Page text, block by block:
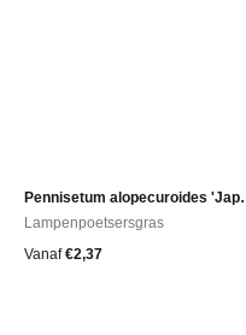
Lampenpoetsersgras
Vanaf €2,37